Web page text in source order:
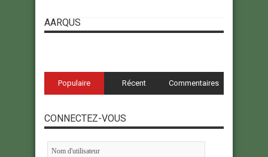
AARQUS
Populaire Récent Commentaires
CONNECTEZ-VOUS